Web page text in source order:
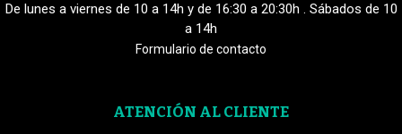
De lunes a viernes de 10 a 14h y de 16:30 a 20:30h . Sábados de 10
a 14h
Formulario de contacto
ATENCIÓN AL CLIENTE